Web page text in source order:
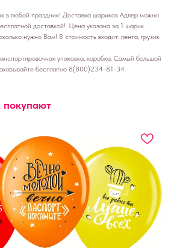
в любой праздник! Доставка шариков Адлер можно
доставкой!. Цена указана за 1 шарик.
нужно Вам! В стоимость входит: лента, грузик
упаковка, коробка. Самый большой
бесплатно 8(800)234-81-34
покупают